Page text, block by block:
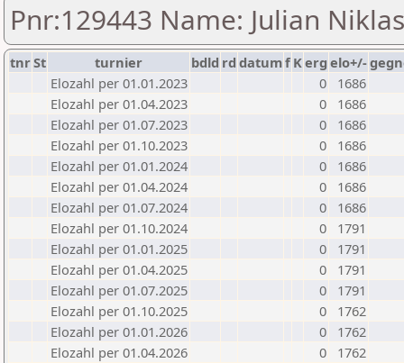
Pnr:129443 Name: Julian
tnrSt turnier bdld rd datumf Kerg elo+/-
Elozahl per 01.01.2023
0
1686
Elozahl per 01.04.2023
0
1686
Elozahl per 01.07.2023
0
1686
Elozahl per 01.10.2023
0
1686
Elozahl per 01.01.2024
0
1686
Elozahl per 01.04.2024
0
1686
Elozahl per 01.07.2024
0
1686
Elozahl per 01.10.2024
0
1791
Elozahl per 01.01.2025
0
1791
Elozahl per 01.04.2025
0
1791
Elozahl per 01.07.2025
0
1791
Elozahl per 01.10.2025
0
1762
Elozahl per 01.01.2026
0
1762
Elozahl per 01.04.2026
0
1762